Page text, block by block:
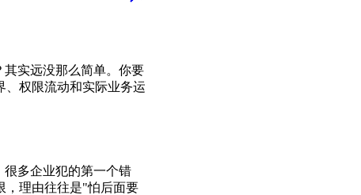
实远没那么简单。你要
、权限流动和实际业务运
多企业犯的第一个错
，理由往往是"怕后面要